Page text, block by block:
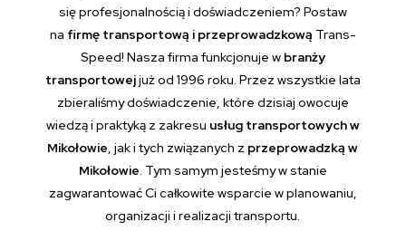
się profesjonalnością i doświadczeniem? Postaw
na firmę transportową i przeprowadzkową Trans-
Speed! Nasza firma funkcjonuje w branży
transportowejjuż od 1996 roku. Przez wszystkie lata
zbieraliśmy doświadczenie, które dzisiaj owocuje
wiedzą i praktyką z zakresu usług transportowych w
Mikołowie, jak i tych związanych z przeprowadzką w
Mikołowie. Tym samym jesteśmy w stanie
zagwarantować Ci całkowite wsparcie w planowaniu,
organizacji i realizacji transportu.